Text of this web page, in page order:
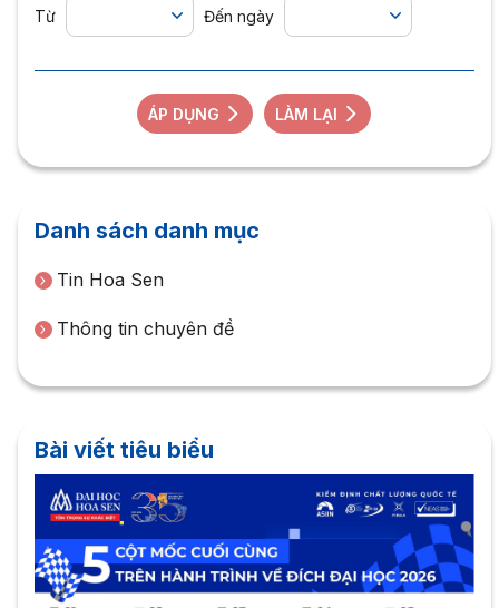
Từ Đến ngày
ÁP DỤNG LÀM LẠI
Danh sách danh mục
Tin Hoa Sen
Thông tin chuyên đề
Bài viết tiêu biểu